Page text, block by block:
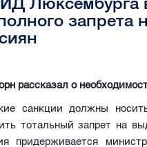
запрета
рассказал о
санкции должны
тотальный запрет на
придерживается